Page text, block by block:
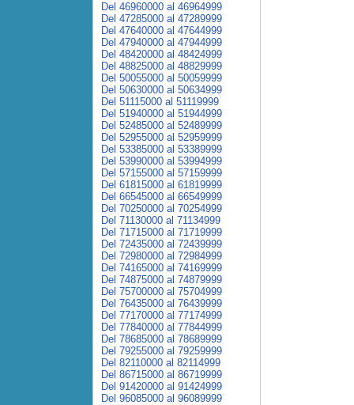
Del 46960000 al 46964999
Del 47285000 al 47289999
Del 47640000 al 47644999
Del 47940000 al 47944999
Del 48420000 al 48424999
Del 48825000 al 48829999
Del 50055000 al 50059999
Del 50630000 al 50634999
Del 51115000 al 51119999
Del 51940000 al 51944999
Del 52485000 al 52489999
Del 52955000 al 52959999
Del 53385000 al 53389999
Del 53990000 al 53994999
Del 57155000 al 57159999
Del 61815000 al 61819999
Del 66545000 al 66549999
Del 70250000 al 70254999
Del 71130000 al 71134999
Del 71715000 al 71719999
Del 72435000 al 72439999
Del 72980000 al 72984999
Del 74165000 al 74169999
Del 74875000 al 74879999
Del 75700000 al 75704999
Del 76435000 al 76439999
Del 77170000 al 77174999
Del 77840000 al 77844999
Del 78685000 al 78689999
Del 79255000 al 79259999
Del 82110000 al 82114999
Del 86715000 al 86719999
Del 91420000 al 91424999
Del 96085000 al 96089999